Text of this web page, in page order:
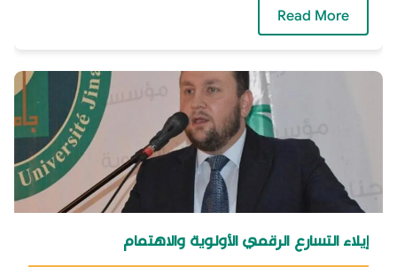
Read More
إيلاء التسارع الرقمي الأولوية والاهتمام